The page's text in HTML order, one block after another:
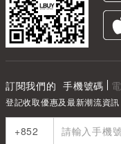
訂閱我們的 手機號碼
登記收取優惠及最新潮流資訊